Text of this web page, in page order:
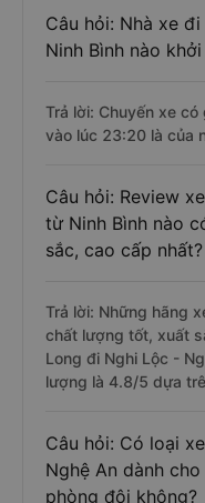
Câu hỏi: Nhà xe
Ninh Bình nào
Trả lời: Chuyến xe
vào lúc 23:20 là của
Câu hỏi: Review
từ Ninh Bình nào
sắc, cao cấp nhất?
Trả lời: Những hãng
chất lượng tốt, xuất
Long đi Nghi Lộc -
lượng là 4.8/5 dựa
Câu hỏi: Có loại
Nghệ An dành
phòng đôi không?